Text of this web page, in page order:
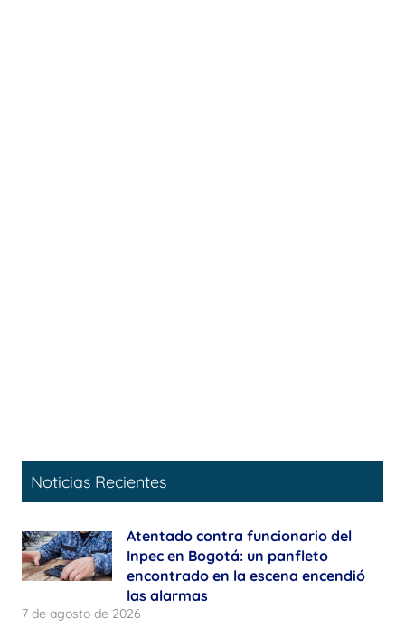
Noticias Recientes
Atentado contra funcionario del
Inpec en Bogotá: un panfleto
encontrado en la escena encendió
las alarmas
7 de agosto de 2026